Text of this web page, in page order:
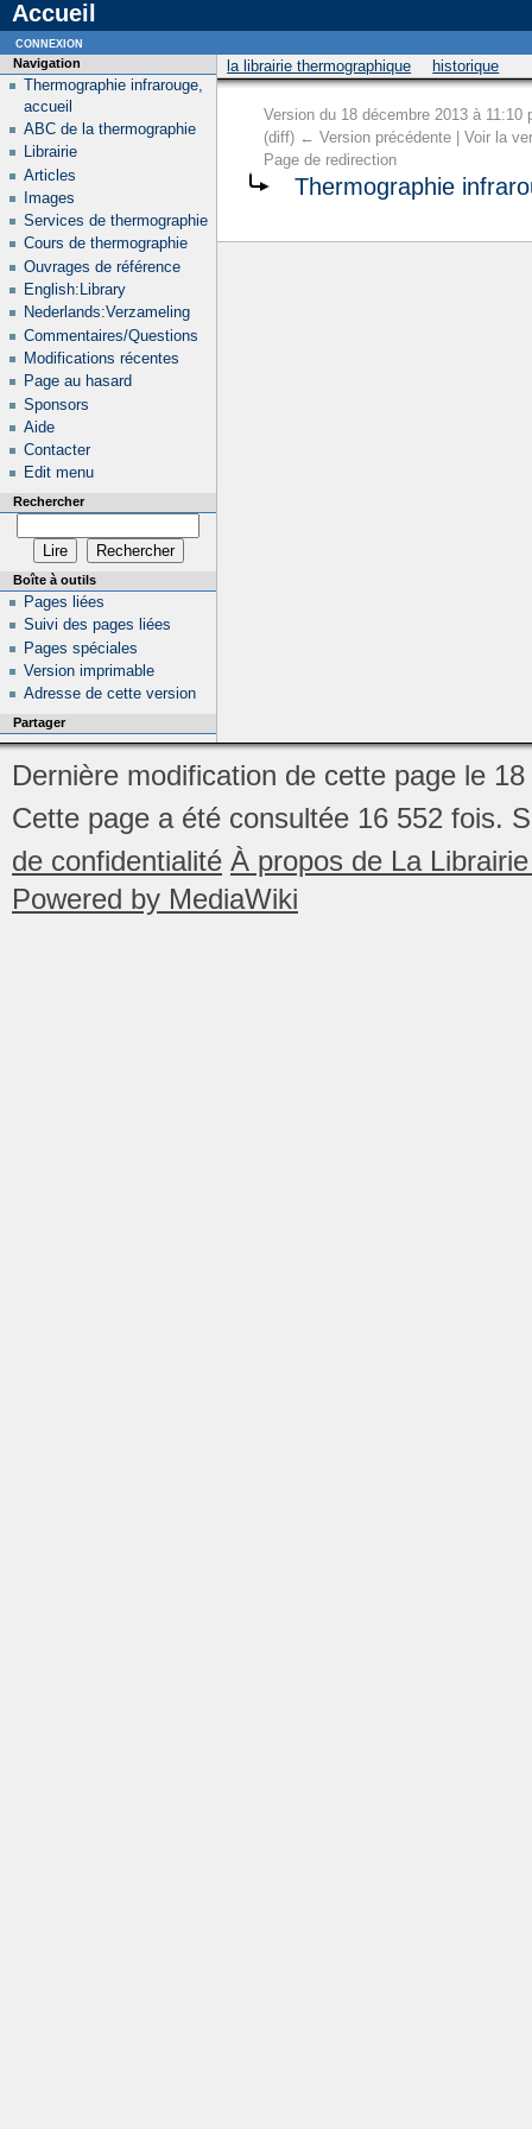
Accueil
la librairie thermographique historique
Version du 18 décembre 2013 à 11:10
(diff) ← Version précédente | Voir la
Page de redirection
Thermographie
Navigation
Thermographie infrarouge,
accueil
ABC de la thermographie
Librairie
Articles
Images
Services de thermographie
Cours de thermographie
Ouvrages de référence
English:Library
Nederlands:Verzameling
Commentaires/Questions
Modifications récentes
Page au hasard
Sponsors
Aide
Contacter
Edit menu
Rechercher
Boîte à outils
Pages liées
Suivi des pages liées
Pages spéciales
Version imprimable
Adresse de cette version
Partager
connexion
Dernière modification de cette page le
Cette page a été consultée 16 552 fois.
de confidentialité À propos de La
Powered by MediaWiki